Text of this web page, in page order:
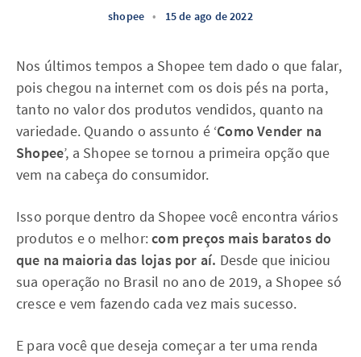
shopee • 15 de ago de 2022
Nos últimos tempos a Shopee tem dado o que falar,
pois chegou na internet com os dois pés na porta,
tanto no valor dos produtos vendidos, quanto na
variedade. Quando o assunto é ‘Como Vender na
Shopee’, a Shopee se tornou a primeira opção que
vem na cabeça do consumidor.
Isso porque dentro da Shopee você encontra vários
produtos e o melhor:com preços mais baratos do
que na maioria das lojas por aí. Desde que iniciou
sua operação no Brasil no ano de 2019, a Shopee só
cresce e vem fazendo cada vez mais sucesso.
E para você que deseja começar a ter uma renda